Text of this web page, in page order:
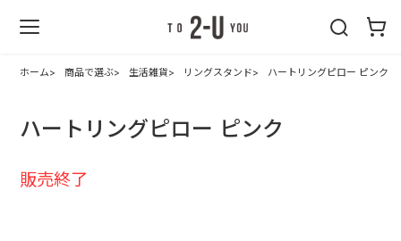
ホーム 商品で選ぶ 生活雑貨 リングスタンド ハートリングピロー ピンク
ハートリングピロー ピンク
販売終了